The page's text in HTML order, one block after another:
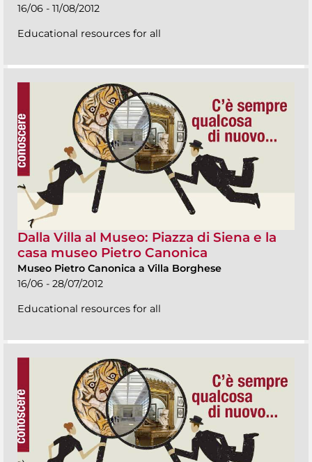
16/06 - 11/08/2012
Educational resources for all
Dalla Villa al Museo: Piazza di Siena e la
casa museo Pietro Canonica
Museo Pietro Canonica a Villa Borghese
16/06 - 28/07/2012
Educational resources for all